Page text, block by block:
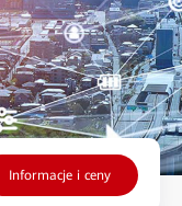
Informacje i ceny